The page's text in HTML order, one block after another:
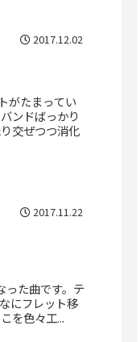
2017.12.02
がたまってい
ンドばっかり
交ぜつつ消化
2017.11.22
った曲です。テ
にフレット移
を色々工...